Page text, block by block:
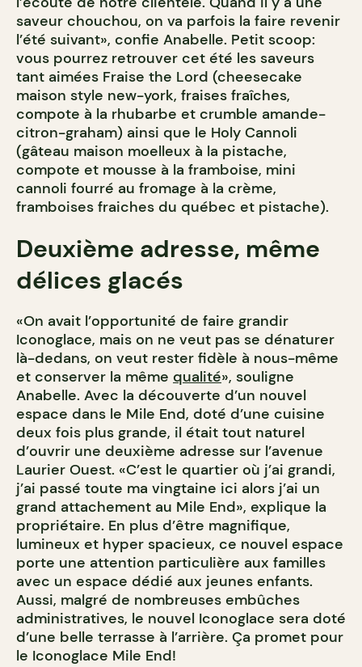
saveur chouchou, on va parfois la faire revenir
l’été suivant», confie Anabelle. Petit scoop:
vous pourrez retrouver cet été les saveurs
tant aimées Fraise the Lord (cheesecake
maison style new-york, fraises fraîches,
compote à la rhubarbe et crumble amande-
citron-graham) ainsi que le Holy Cannoli
(gâteau maison moelleux à la pistache,
compote et mousse à la framboise, mini
cannoli fourré au fromage à la crème,
framboises fraiches du québec et pistache).
Deuxième adresse, même
délices glacés
«On avait l’opportunité de faire grandir
Iconoglace, mais on ne veut pas se dénaturer
là-dedans, on veut rester fidèle à nous-même
et conserver la même qualité», souligne
Anabelle. Avec la découverte d’un nouvel
espace dans le Mile End, doté d’une cuisine
deux fois plus grande, il était tout naturel
d’ouvrir une deuxième adresse sur l’avenue
Laurier Ouest. «C’est le quartier où j’ai grandi,
j’ai passé toute ma vingtaine ici alors j’ai un
grand attachement au Mile End», explique la
propriétaire. En plus d’être magnifique,
lumineux et hyper spacieux, ce nouvel espace
porte une attention particulière aux familles
avec un espace dédié aux jeunes enfants.
Aussi, malgré de nombreuses embûches
administratives, le nouvel Iconoglace sera doté
d’une belle terrasse à l’arrière. Ça promet pour
le Iconoglace Mile End!